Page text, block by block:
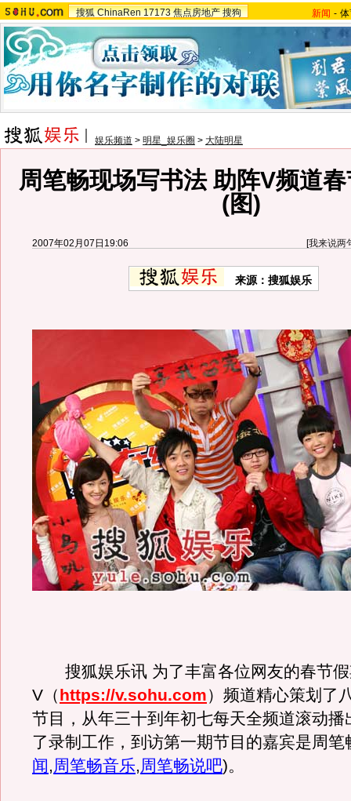
搜狐 ChinaRen 17173 焦点房地产 搜狗 新闻 -
娱乐频道 > 明星_娱乐圈 > 大陆明星
周笔畅现场写书法 助阵V频道
(图)
2007年02月07日19:06 [我来说两
来源：搜狐娱乐
搜狐娱乐讯 为了丰富各位网友的春节假
V（https://v.sohu.com）频道精心策划了
节目，从年三十到年初七每天全频道滚动播
了录制工作，到访第一期节目的嘉宾是周笔
闻,周笔畅音乐,周笔畅说吧)。